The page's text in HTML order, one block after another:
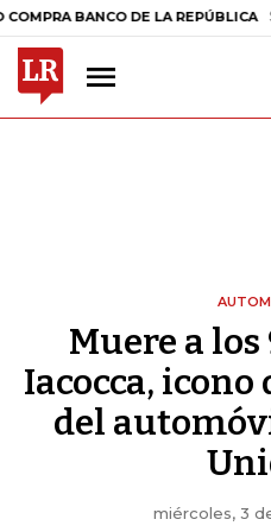
DE LA REPÚBLICA $
Muere a los
Iacocca,
del
miércoles, 3